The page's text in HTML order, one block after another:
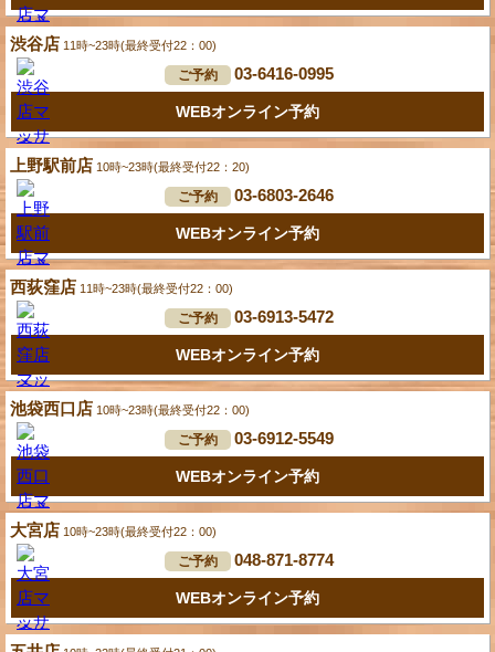
渋谷店 11時~23時(最終受付22：00)
ご予約 03-6416-0995
WEBオンライン予約
上野駅前店 10時~23時(最終受付22：20)
ご予約 03-6803-2646
WEBオンライン予約
西荻窪店 11時~23時(最終受付22：00)
ご予約 03-6913-5472
WEBオンライン予約
池袋西口店 10時~23時(最終受付22：00)
ご予約 03-6912-5549
WEBオンライン予約
大宮店 10時~23時(最終受付22：00)
ご予約 048-871-8774
WEBオンライン予約